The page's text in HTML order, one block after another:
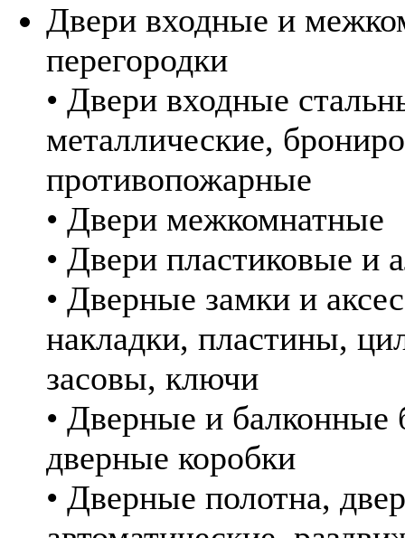
Двери входные и
перегородки
• Двери входные
металлические,
противопожарные
• Двери межкомнатные
• Двери пластиковые и
• Дверные замки и
накладки, пластины,
засовы, ключи
• Дверные и балконные
дверные коробки
• Дверные полотна,